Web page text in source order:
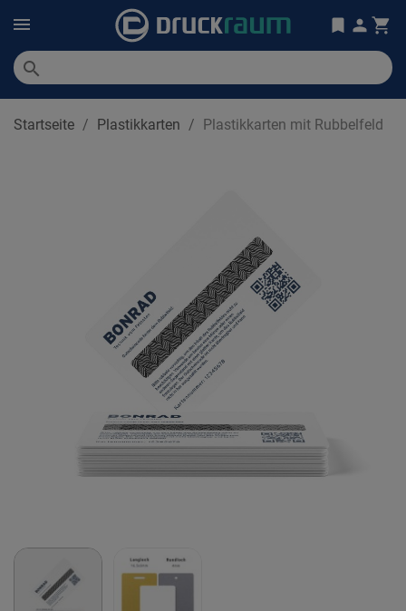
search
Startseite Plastikkarten Plastikkarten mit Rubbelfeld